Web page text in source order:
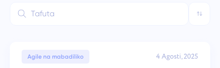
Agile na mabadiliko 4 Agosti, 2025
Fuatilia wakati wa kazi, angalia wenzako, na ongeza wakati
Kazi za Uongozaji Timu